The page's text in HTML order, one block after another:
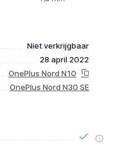
Niet verkrijgbaar
28 april 2022
OnePlus Nord N10
OnePlus Nord N30 SE